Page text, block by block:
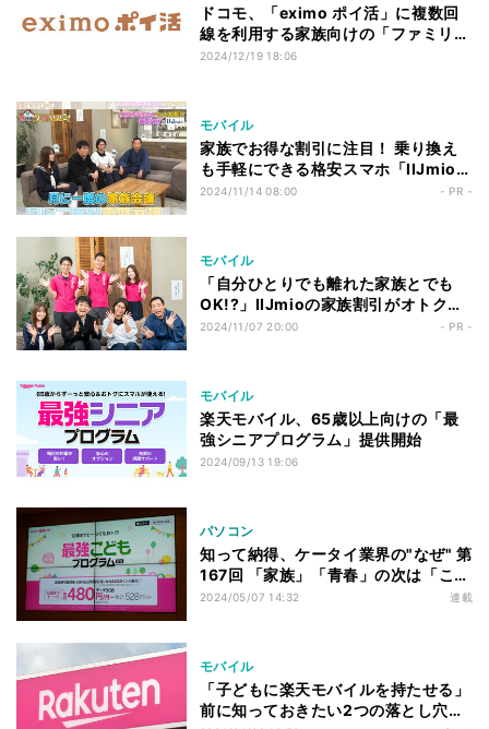
ドコモ、「eximo ポイ活」に複数回
線を利用する家族向けの「ファミリー
特典」
2024/12/19 18:06
モバイル
家族でお得な割引に注目！ 乗り換え
も手軽にできる格安スマホ「IIJmio」
とは？『得好（トクずき）家のお得す
2024/11/14 08:00 - PR -
モバイル
「自分ひとりでも離れた家族とでも
OK!?」IIJmioの家族割引がオトクす
ぎる
2024/11/07 20:00 - PR -
モバイル
楽天モバイル、65歳以上向けの「最
強シニアプログラム」提供開始
2024/09/13 19:06
パソコン
知って納得、ケータイ業界の"なぜ" 第
167回 「家族」「青春」の次は「こど
も」、割引施策の導入が相次ぐ楽天モ
2024/05/07 14:32 連載
モバイル
「子どもに楽天モバイルを持たせる」
前に知っておきたい2つの落とし穴、